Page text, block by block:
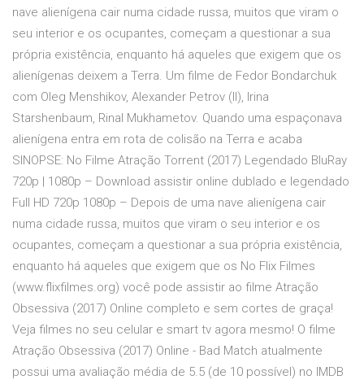
nave alienígena cair numa cidade russa, muitos que viram o
seu interior e os ocupantes, começam a questionar a sua
própria existência, enquanto há aqueles que exigem que os
alienígenas deixem a Terra. Um filme de Fedor Bondarchuk
com Oleg Menshikov, Alexander Petrov (II), Irina
Starshenbaum, Rinal Mukhametov. Quando uma espaçonava
alienígena entra em rota de colisão na Terra e acaba
SINOPSE: No Filme Atração Torrent (2017) Legendado BluRay
720p | 1080p – Download assistir online dublado e legendado
Full HD 720p 1080p – Depois de uma nave alienígena cair
numa cidade russa, muitos que viram o seu interior e os
ocupantes, começam a questionar a sua própria existência,
enquanto há aqueles que exigem que os No Flix Filmes
(www.flixfilmes.org) você pode assistir ao filme Atração
Obsessiva (2017) Online completo e sem cortes de graça!
Veja filmes no seu celular e smart tv agora mesmo! O filme
Atração Obsessiva (2017) Online - Bad Match atualmente
possui uma avaliação média de 5.5 (de 10 possível) no IMDB